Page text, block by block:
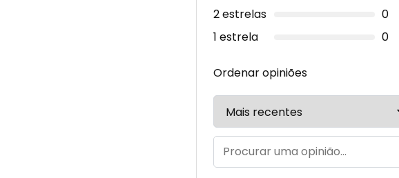
2 estrelas
0
1 estrela
0
Ordenar opiniões